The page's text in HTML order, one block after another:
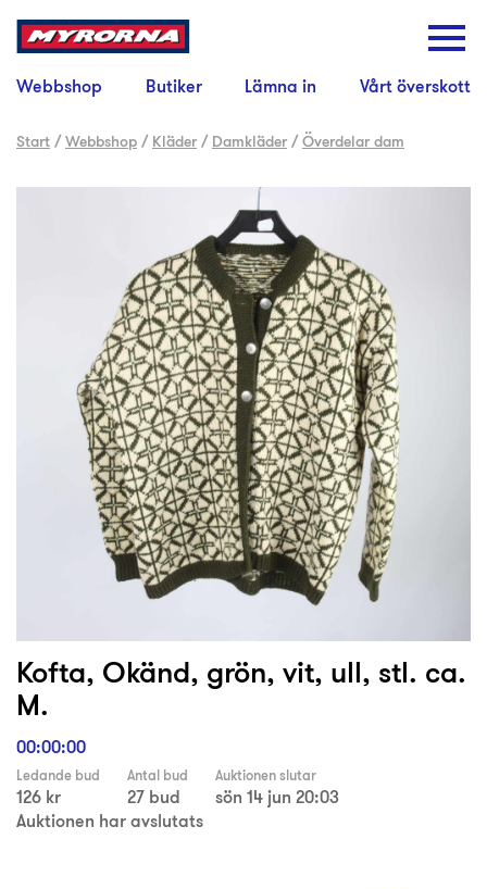
Webbshop Butiker Lämna in Vårt överskott
Start /Webbshop / Kläder / Damkläder /Överdelar dam
Kofta, Okänd, grön, vit, ull, stl. ca.
M.
00:00:00
Ledande bud
126 kr
Antal bud
27 bud
Auktionen slutar
sön 14 jun 20:03
Auktionen har avslutats